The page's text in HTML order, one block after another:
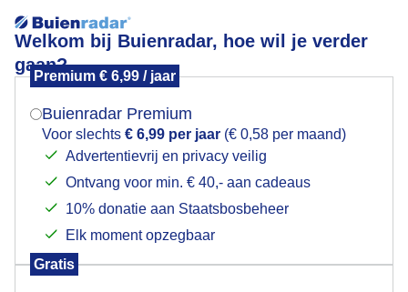
Welkom bij Buienradar, hoe wil je verder
gaan?
Premium € 6,99 / jaar
Buienradar Premium
Voor slechts € 6,99 per jaar (€ 0,58 per maand)
Advertentievrij en privacy veilig
Ontvang voor min. € 40,- aan cadeaus
10% donatie aan Staatsbosbeheer
Elk moment opzegbaar
Gratis
niveau
Een moment geduld aub...
Populaire categorieën
Mogen we je locatie gebruiken voor het
Indien je hier nog geen akkoord op hebt gegeven,
verschijnt er zo een pop-up uit je browser waarin
Is goed, toon de popup